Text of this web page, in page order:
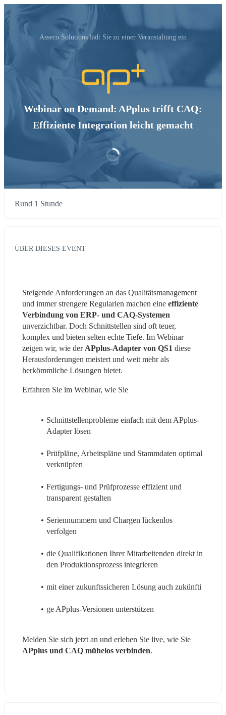
Asseco Solutions‬ lädt Sie zu einer Veranstaltung ein
Webinar on Demand: APplus trifft CAQ:
Effiziente Integration leicht gemacht
Rund 1 Stunde
ÜBER DIESES EVENT
Steigende Anforderungen an das Qualitätsmanagement
und immer strengere Regularien machen eine effiziente
Verbindung von ERP- und CAQ-Systemen
unverzichtbar. Doch Schnittstellen sind oft teuer,
komplex und bieten selten echte Tiefe. Im Webinar
zeigen wir, wie der APplus-Adapter von QS1 diese
Herausforderungen meistert und weit mehr als
herkömmliche Lösungen bietet.
Erfahren Sie im Webinar, wie Sie
Schnittstellenprobleme einfach mit dem APplus-
Adapter lösen
Prüfpläne, Arbeitspläne und Stammdaten optimal
verknüpfen
Fertigungs- und Prüfprozesse effizient und
transparent gestalten
Seriennummern und Chargen lückenlos
verfolgen
die Qualifikationen Ihrer Mitarbeitenden direkt in
den Produktionsprozess integrieren
mit einer zukunftssicheren Lösung auch zukünfti
ge APplus-Versionen unterstützen
APplus und CAQ mühelos verbinden.